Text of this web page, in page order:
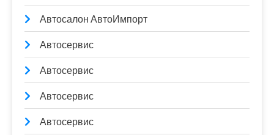
Автосалон АвтоИмпорт
Автосервис
Автосервис
Автосервис
Автосервис